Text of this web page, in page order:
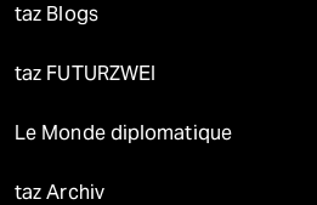
taz Blogs
taz FUTURZWEI
Le Monde diplomatique
taz Archiv